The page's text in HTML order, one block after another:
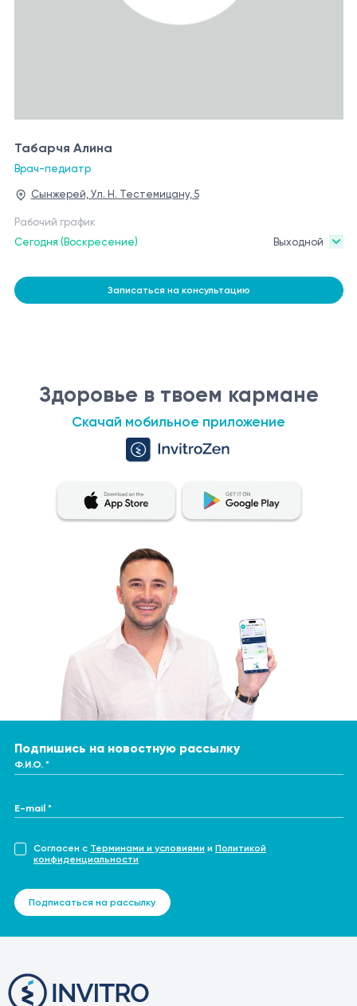
Табарчя Алина
Врач-педиатр
Сынжерей, Ул. Н. Тестемицану, 5
Рабочий график
Сегодня (Воскресение)
Выходной
Записаться на консультацию
Здоровье в твоем кармане
Скачай мобильное приложение
Подпишись на новостную рассылку
Ф.И.О. *
E-mail *
Согласен с Терминами и условиями и Политикой
конфиденциальности
Подписаться на рассылку